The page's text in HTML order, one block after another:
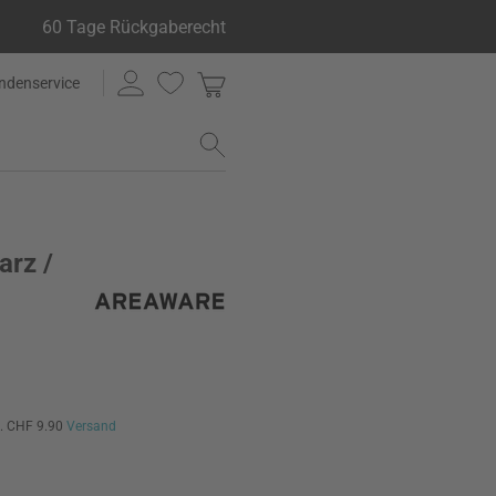
60 Tage Rückgaberecht
/
CHF 9.90 Versand